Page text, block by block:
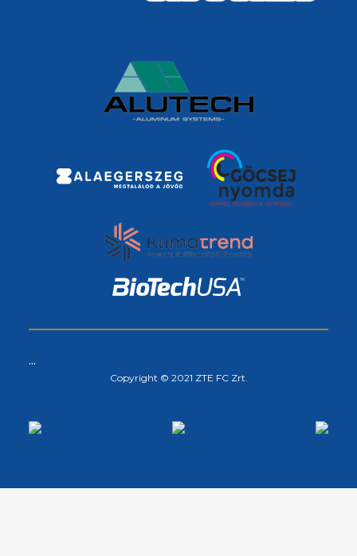
...
Copyright © 2021 ZTE FC Zrt.